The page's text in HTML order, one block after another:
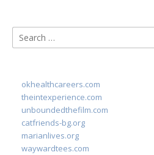
Search
for:
okhealthcareers.com
theintexperience.com
unboundedthefilm.com
catfriends-bg.org
marianlives.org
waywardtees.com